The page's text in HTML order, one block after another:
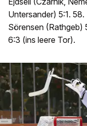
Untersander) 5:1.
Sörensen (Rathgeb)
6:3 (ins leere Tor).